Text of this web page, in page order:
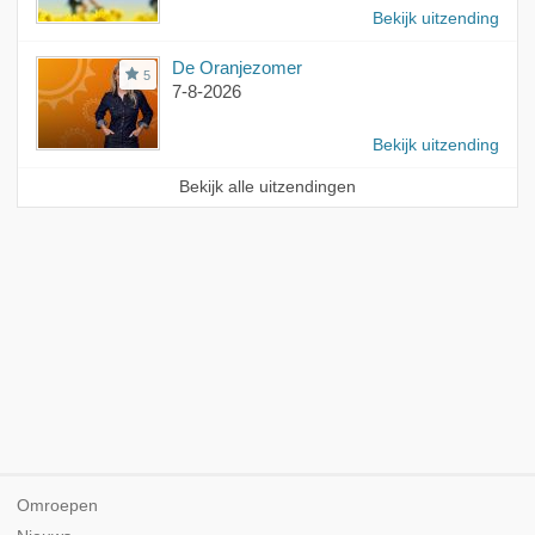
Bekijk uitzending
5
De Oranjezomer
7-8-2026
Bekijk uitzending
Bekijk alle uitzendingen
Omroepen